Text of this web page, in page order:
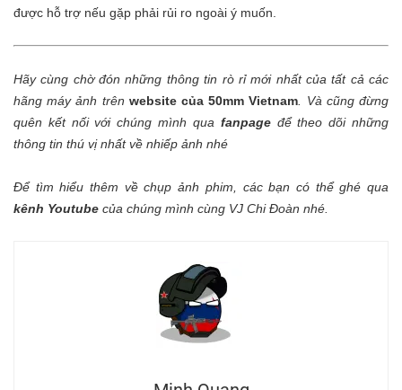
được hỗ trợ nếu gặp phải rủi ro ngoài ý muốn.
Hãy cùng chờ đón những thông tin rò rỉ mới nhất của tất cả các
hãng máy ảnh trên website của 50mm Vietnam
Và cũng đừng
quên kết nối với chúng mình qua fanpageđể theo dõi những
thông tin thú vị nhất về nhiếp ảnh nhé
Để tìm hiểu thêm về chụp ảnh phim, các bạn có thể ghé qua
kênh Youtube của chúng mình cùng VJ Chi Đoàn nhé.